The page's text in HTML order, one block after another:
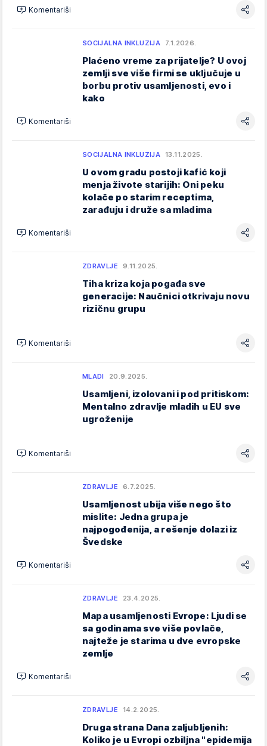
Komentariši
SOCIJALNA INKLUZIJA 7.1.2026.
Plaćeno vreme za prijatelje? U ovoj
zemlji sve više firmi se uključuje u
borbu protiv usamljenosti, evo i
kako
Komentariši
SOCIJALNA INKLUZIJA 13.11.2025.
U ovom gradu postoji kafić koji
menja živote starijih: Oni peku
kolače po starim receptima,
zarađuju i druže sa mladima
Komentariši
ZDRAVLJE 9.11.2025.
Tiha kriza koja pogađa sve
generacije: Naučnici otkrivaju novu
rizičnu grupu
Komentariši
MLADI 20.9.2025.
Usamljeni, izolovani i pod pritiskom:
Mentalno zdravlje mladih u EU sve
ugroženije
Komentariši
ZDRAVLJE 6.7.2025.
Usamljenost ubija više nego što
mislite: Jedna grupa je
najpogođenija, a rešenje dolazi iz
Švedske
Komentariši
ZDRAVLJE 23.4.2025.
Mapa usamljenosti Evrope: Ljudi se
sa godinama sve više povlače,
najteže je starima u dve evropske
zemlje
Komentariši
ZDRAVLJE 14.2.2025.
Druga strana Dana zaljubljenih:
Koliko je u Evropi ozbiljna "epidemija